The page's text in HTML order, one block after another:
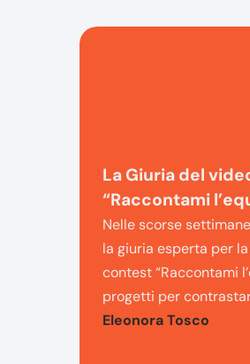
La Giuria del
“Raccontami
Nelle scorse
la giuria esperta per
contest “Raccontami
progetti per
Eleonora Tosco